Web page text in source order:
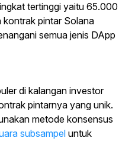
tertinggi yaitu 65.000
kontrak pintar Solana
semua jenis DApp
di kalangan investor
pintarnya yang unik.
metode konsensus
subsampel untuk